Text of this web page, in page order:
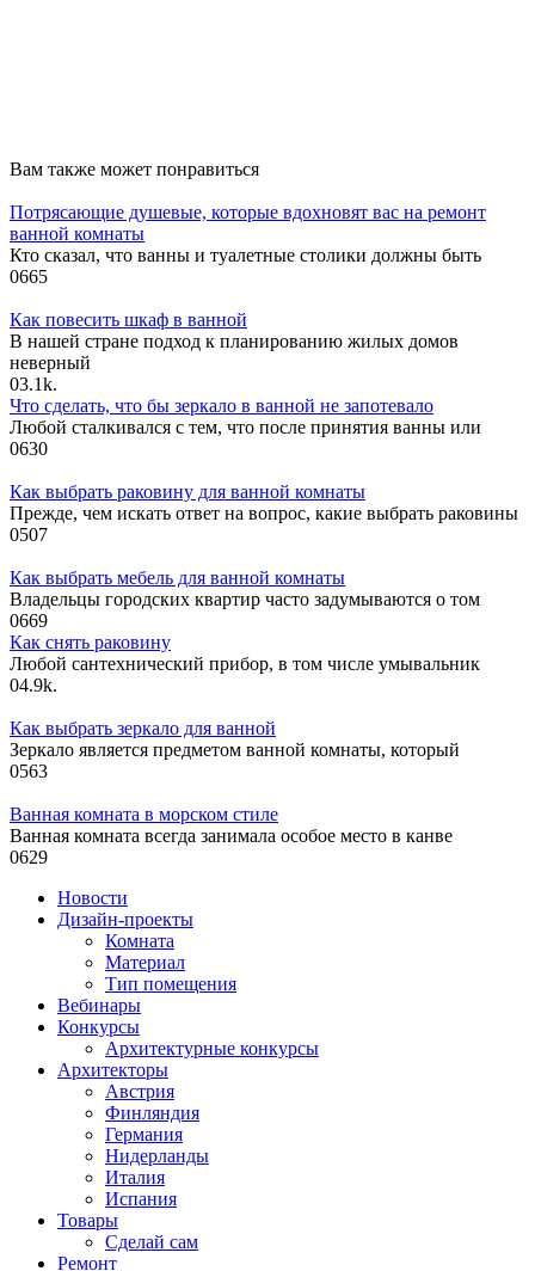
Вам также может понравиться
Потрясающие душевые, которые вдохновят вас на ремонт
ванной комнаты
Кто сказал, что ванны и туалетные столики должны быть
0665
Как повесить шкаф в ванной
В нашей стране подход к планированию жилых домов
неверный
03.1k.
Что сделать, что бы зеркало в ванной не запотевало
Любой сталкивался с тем, что после принятия ванны или
0630
Как выбрать раковину для ванной комнаты
Прежде, чем искать ответ на вопрос, какие выбрать раковины
0507
Как выбрать мебель для ванной комнаты
Владельцы городских квартир часто задумываются о том
0669
Как снять раковину
Любой сантехнический прибор, в том числе умывальник
04.9k.
Как выбрать зеркало для ванной
Зеркало является предметом ванной комнаты, который
0563
Ванная комната в морском стиле
Ванная комната всегда занимала особое место в канве
0629
Новости
Дизайн-проекты
Комната
Материал
Тип помещения
Вебинары
Конкурсы
Архитектурные конкурсы
Архитекторы
Австрия
Финляндия
Германия
Нидерланды
Италия
Испания
Товары
Сделай сам
Ремонт